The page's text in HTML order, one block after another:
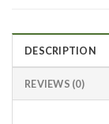
DESCRIPTION
REVIEWS (0)